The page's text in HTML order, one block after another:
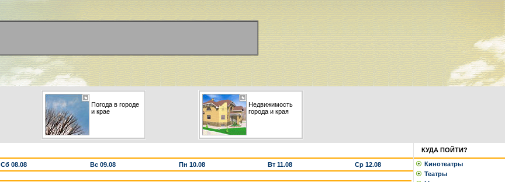
Погода в городе
и крае
Недвижимость
города и края
Сб 08.08 Вс 09.08 Пн 10.08 Вт 11.08
Ср 12.08
КУДА ПОЙТИ?
Кинотеатры
Театры